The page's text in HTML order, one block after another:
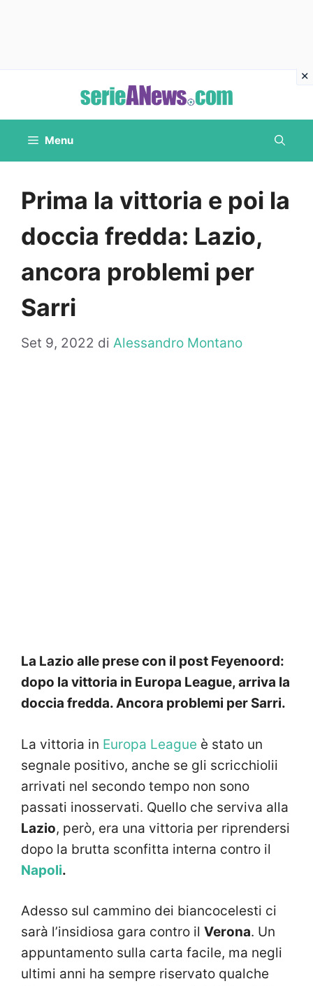
contenuto
Menu
Prima la vittoria e poi la
doccia fredda: Lazio,
ancora problemi per
Sarri
Set 9, 2022 di Alessandro Montano
La Lazio alle prese con il post Feyenoord:
dopo la vittoria in Europa League, arriva la
doccia fredda. Ancora problemi per Sarri.
La vittoria in Europa League è stato un
segnale positivo, anche se gli scricchiolii
arrivati nel secondo tempo non sono
passati inosservati. Quello che serviva alla
Lazio, però, era una vittoria per riprendersi
dopo la brutta sconfitta interna contro il
Napoli.
Adesso sul cammino dei biancocelesti ci
sarà l’insidiosa gara contro il Verona. Un
appuntamento sulla carta facile, ma negli
ultimi anni ha sempre riservato qualche